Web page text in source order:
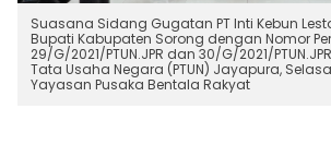
Suasana Sidang Gugatan PT Inti Kebun
Bupati Kabupaten Sorong dengan Nomor
29/G/2021/PTUN.JPR dan 30/G/2021/
Tata Usaha Negara (PTUN) Jayapura,
Yayasan Pusaka Bentala Rakyat